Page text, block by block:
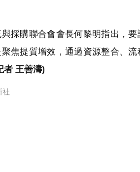
採購聯合會會長何黎明指出，
焦提質增效，通過資源整合、
者 王善濤)
社